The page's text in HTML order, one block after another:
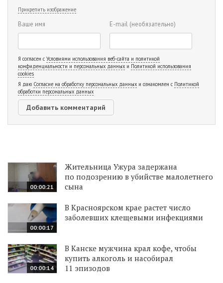
Прикрепить изображение
Ваше имя E-mail (необязательно)
Я согласен с Условиями использования веб-сайта и политикой
конфиденциальности и персональных данных и Политикой использования
cookies
Я даю Согласие на обработку персональных данных и ознакомлен с Политикой
обработки персональных данных
00:00:21
Жительница Ужура задержана
по подозрению в убийстве малолетнего
сына
00:00:17
В Красноярском крае растет число
заболевших клещевыми инфекциями
00:00:14
В Канске мужчина крал кофе, чтобы
купить алкоголь и насобирал
11 эпизодов